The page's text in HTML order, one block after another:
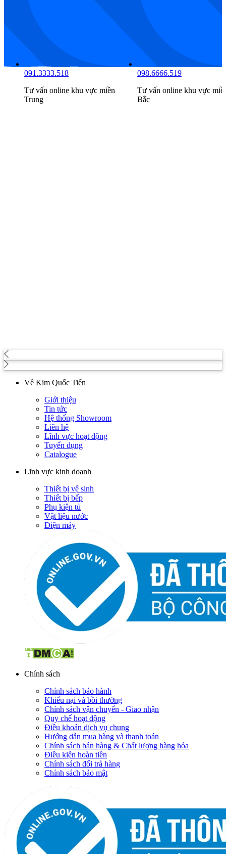
081.7777.516
Tư vấn online khu vực miền
Nam
091.3333.518
Tư vấn online khu vực
Trung
Về Kim Quốc Tiến
Giới thiệu
Tin tức
Hệ thống Showroom
Liên hệ
Lĩnh vực hoạt động
Tuyển dụng
Catalogue
Lĩnh vực kinh doanh
Thiết bị vệ sinh
Thiết bị bếp
Phụ kiện tủ
Vật liệu nước
Điện máy
Chính sách
Chính sách bảo hành
Khiếu nại và bồi thường
Chính sách vận chuyển - Giao nhận
Quy chế hoạt động
Điều khoản dịch vụ chung
Hướng dẫn mua hàng và thanh toán
Chính sách bán hàng & Chất lượng hàng hóa
Điều kiện hoàn tiền
Chính sách đổi trả hàng
Chính sách bảo mật